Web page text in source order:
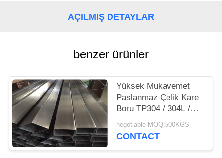
PRIVACY
POLICY
AÇILMIŞ DETAYLAR
benzer ürünler
Yüksek Mukavemet
Paslanmaz Çelik Kare
Boru TP304 / 304L /
316L Geri Dönüşüm
Özelliği
negotiable MOQ:500KGS
CONTACT